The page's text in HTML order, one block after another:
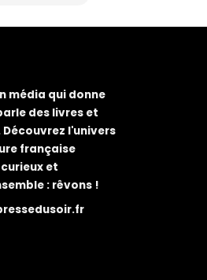
média qui donne
des livres et
l'univers
française
et
: rêvons !